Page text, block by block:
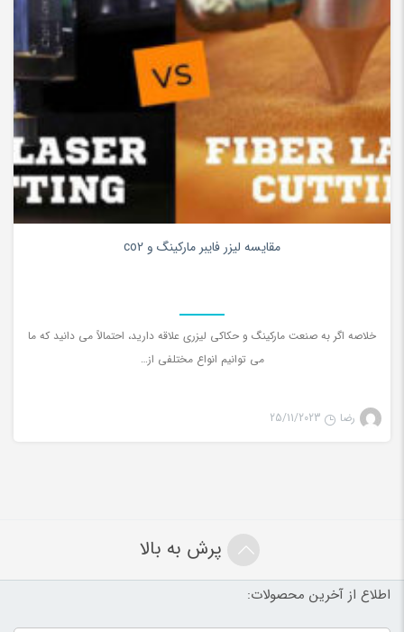
مقایسه لیزر فایبر مارکینگ و co2
خلاصه اگر به صنعت مارکینگ و حکاکی لیزری علاقه دارید، احتمالاً می دانید که ما
می توانیم انواع مختلفی از…
رضا 25/11/2023
پرش به بالا
اطلاع از آخرین محصولات: